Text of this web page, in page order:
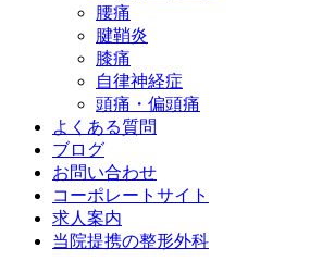
腰痛
腱鞘炎
膝痛
自律神経症
頭痛・偏頭痛
よくある質問
ブログ
お問い合わせ
コーポレートサイト
求人案内
当院提携の整形外科